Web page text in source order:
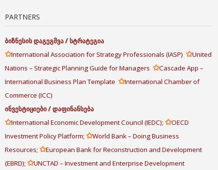
PARTNERS
ბიზნესისდაგეგმვა/სტრატეგია
✩International Association for Strategy Professionals (IASP) ✩United
Nations – Strategic Planning Guide for Managers ✩Cascade App –
International Business Plan Template ✩International Chamber of
Commerce (ICC)
ინვესტიციები/დაფინანსება
✩International Economic Development Council (IEDC); ✩OECD
Investment Policy Platform; ✩World Bank – Doing Business
Resources; ✩European Bank for Reconstruction and Development
(EBRD); ✩UNCTAD – Investment and Enterprise Development